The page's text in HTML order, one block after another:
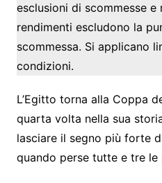
esclusioni di scommesse
rendimenti escludono la
scommessa. Si applicano
condizioni.
L’Egitto torna alla Coppa
quarta volta nella sua
lasciare il segno più forte
quando perse tutte e tre